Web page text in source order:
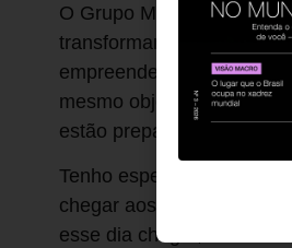
O Grupo Mulheres do
transformamos discurso
empreendedorismo, à
mesmo objetivo: criar
estão preparadas.
Tenho esperança de que,
chegar aos cargos de
esse dia chegar, teremos